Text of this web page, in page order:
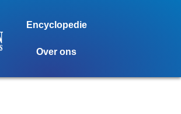
Encyclopedie
Over ons